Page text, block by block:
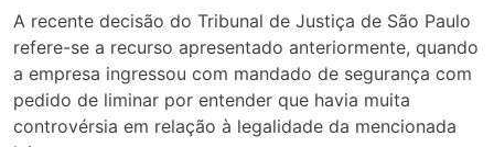
A recente decisão do Tribunal de Justiça de São Paulo
refere-se a recurso apresentado anteriormente, quando
a empresa ingressou com mandado de segurança com
pedido de liminar por entender que havia muita
controvérsia em relação à legalidade da mencionada